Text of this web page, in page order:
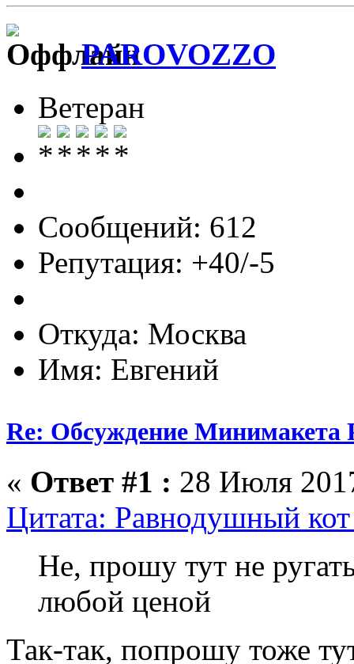
PAROVOZZO
Ветеран
Сообщений: 612
Репутация: +40/-5
Откуда: Москва
Имя: Евгений
Re: Обсуждение Минимакета
« Ответ #1 : 28 Июля
Цитата: Равнодушный
Не, прошу тут не
любой ценой
Так-так, попрошу тоже